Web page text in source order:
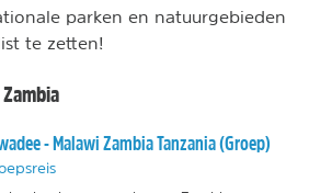
parken en natuurgebieden
te zetten!
- Malawi Zambia Tanzania (Groep)